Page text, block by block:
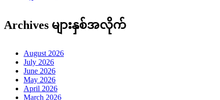
Archives များနှစ်အလိုက်
August 2026
July 2026
June 2026
May 2026
April 2026
March 2026